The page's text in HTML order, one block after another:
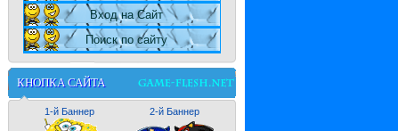
Вход на Сайт
Поиск по сайту
КНОПКА САЙТА
1-й Баннер 2-й Баннер